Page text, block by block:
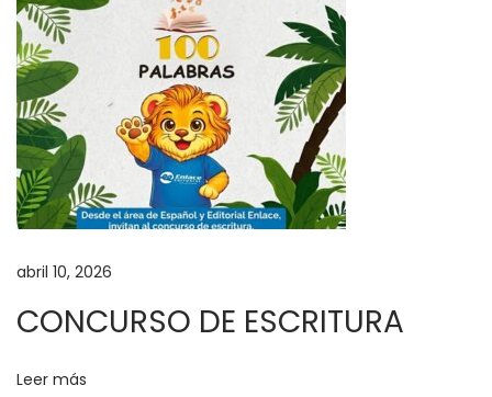
n
o
s
2
0
2
5
C
V
N
abril 10, 2026
CONCURSO DE ESCRITURA
Leer más